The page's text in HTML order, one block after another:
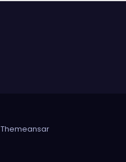
Themeansar